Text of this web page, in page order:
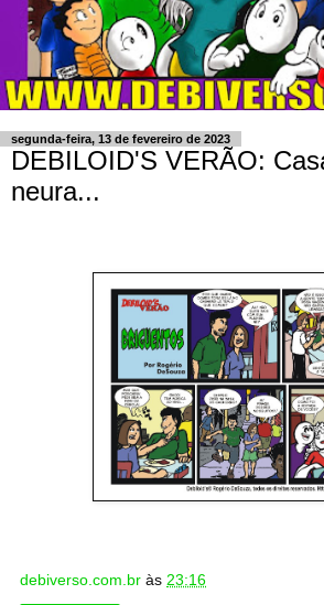
segunda-feira, 13 de fevereiro de 2023
DEBILOID'S VERÃO:
neura...
debiverso.com.br às 23:16